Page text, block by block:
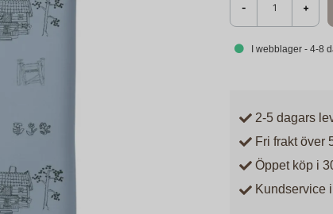
- +
I webblager - 4-8
2-5 dagars
Fri frakt över
Öppet köp i
Kundservice